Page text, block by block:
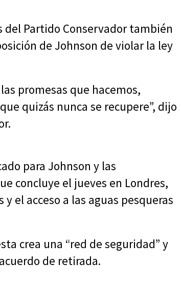
Partido Conservador también
de Johnson de violar la ley
promesas que hacemos,
quizás nunca se recupere”, dijo
para Johnson y las
concluye el jueves en Londres,
el acceso a las aguas pesqueras
crea una “red de seguridad” y
de retirada.